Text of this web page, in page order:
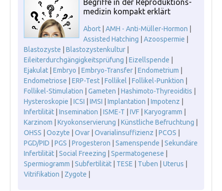
medizin kompakt erklärt
Abort | AMH - Anti-Müller-Hormon |
Assisted Hatching | Azoospermie |
Blastozyste | Blastozystenkultur |
Eileiterdurchgängigkeitsprüfung | Eizellspende |
Ejakulat | Embryo | Embryo-Transfer | Endometrium |
Endometriose | ERP-Test | Follikel | Follikel-Punktion |
Follikel-Stimulation | Gameten | Hashimoto-Thyreoiditis |
Hysteroskopie | ICSI | IMSI | Implantation | Impotenz |
Infertilität | Insemination | ISME-T | IVF | Karyogramm |
Karzinom | Kryokonservierung | Künstliche Befruchtung |
OHSS | Oozyte | Ovar | Ovarialinsuffizienz | PCOS |
PGD/PID | PGS | Progesteron | Samenspende | Sekundäre
Infertilität | Social Freezing | Spermatogenese |
Spermiogramm | Subfertilität | TESE | Tuben | Uterus |
Vitrifikation | Zygote |